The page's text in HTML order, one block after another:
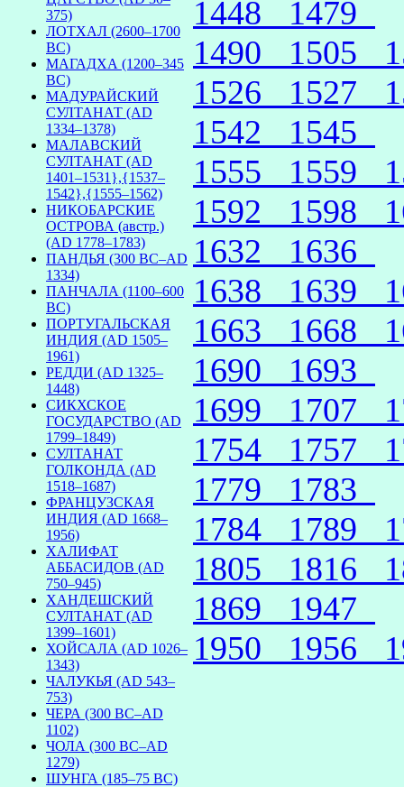
375)
ЛОТХАЛ (2600–1700
BC)
МАГАДХА (1200–345
BC)
МАДУРАЙСКИЙ
СУЛТАНАТ (AD
1334–1378)
МАЛАВСКИЙ
СУЛТАНАТ (AD
1401–1531},{1537–
1542},{1555–1562)
НИКОБАРСКИЕ
ОСТРОВА (австр.)
(AD 1778–1783)
ПАНДЬЯ (300 BC–AD
1334)
ПАНЧАЛА (1100–600
BC)
ПОРТУГАЛЬСКАЯ
ИНДИЯ (AD 1505–
1961)
РЕДДИ (AD 1325–
1448)
СИКХСКОЕ
ГОСУДАРСТВО (AD
1799–1849)
СУЛТАНАТ
ГОЛКОНДА (AD
1518–1687)
ФРАНЦУЗСКАЯ
ИНДИЯ (AD 1668–
1956)
ХАЛИФАТ
АББАСИДОВ (AD
750–945)
ХАНДЕШСКИЙ
СУЛТАНАТ (AD
1399–1601)
ХОЙСАЛА (AD 1026–
1343)
ЧАЛУКЬЯ (AD 543–
753)
ЧЕРА (300 BC–AD
1102)
ЧОЛА (300 BC–AD
1279)
ШУНГА (185–75 BC)
1448 1479
1490 1505
1526 1527
1542 1545
1555 1559
1592 1598
1632 1636
1638 1639
1663 1668
1690 1693
1699 1707
1754 1757
1779 1783
1784 1789
1805 1816
1869 1947
1950 1956